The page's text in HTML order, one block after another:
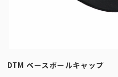
DTM ベースボールキャップ